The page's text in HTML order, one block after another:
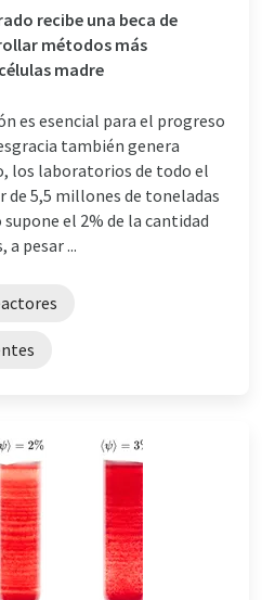
recibe una beca de
métodos más
madre
es esencial para el progreso
también genera
los laboratorios de todo el
de 5,5 millones de toneladas
el 2% de la cantidad
pesar ...